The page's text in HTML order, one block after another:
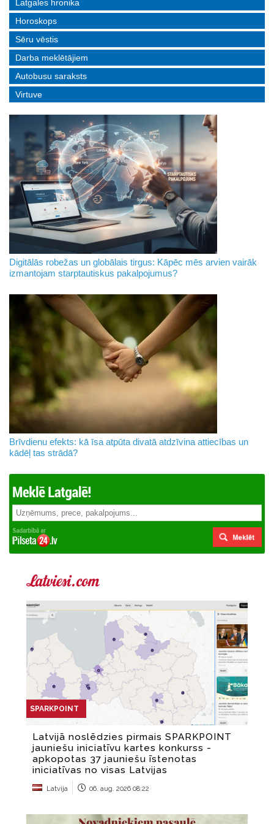
Latgales hronika
Horoskops
Sēru vēstis
Darba meklētājiem
Autobusu saraksts
Virtuve
Digitālās robežas un globālais tirgus: Kāpēc mēs arvien vairāk
izmantojam starptautiskus pakalpojumus?
Brīvdienu efekts: kā īsa atpūta divatā atdzīvina attiecības un
kādēļ tas strādā?